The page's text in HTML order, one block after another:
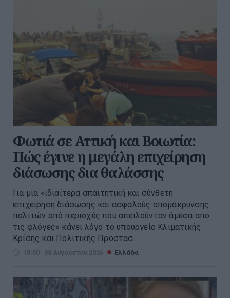
Φωτιά σε Αττική και Βοιωτία:
Πώς έγινε η μεγάλη επιχείρηση
διάσωσης δια θαλάσσης
Για μια «ιδιαίτερα απαιτητική και σύνθετη
επιχείρηση διάσωσης και ασφαλούς απομάκρυνσης
πολιτών από περιοχές που απειλούνταν άμεσα από
τις φλόγες» κάνει λόγο το υπουργείο Κλιματικής
Κρίσης και Πολιτικής Προστασ...
18:50 | 08 Αυγούστου 2026 Ελλάδα